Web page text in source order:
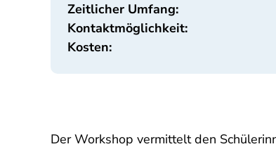
Zeitlicher Umfang:
Kontaktmöglichkeit:
Kosten:
Der Workshop vermittelt den